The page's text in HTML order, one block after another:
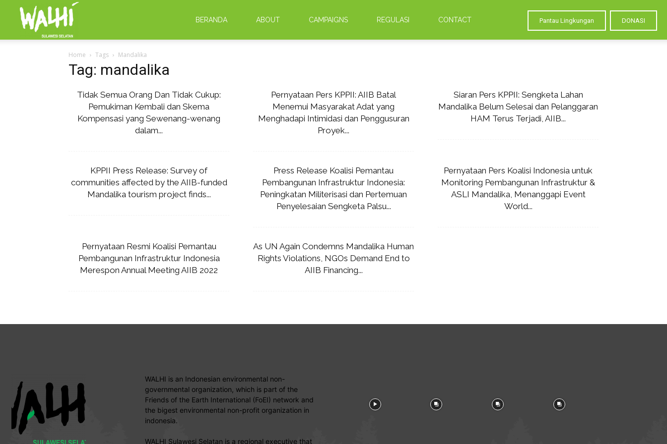
Pantau Lingkungan DONASI
Sulsel
BERANDA ABOUT CAMPAIGNS REGULASI CONTACT
Home Tags Mandalika
Tag: mandalika
Tidak Semua Orang Dan Tidak Cukup:
Pemukiman Kembali dan Skema
Kompensasi yang Sewenang-wenang
dalam...
Pernyataan Pers KPPII: AIIB Batal
Menemui Masyarakat Adat yang
Menghadapi Intimidasi dan Penggusuran
Proyek...
Siaran Pers KPPII: Sengketa Lahan
Mandalika Belum Selesai dan Pelanggaran
HAM Terus Terjadi, AIIB...
KPPII Press Release: Survey of
communities affected by the AIIB-funded
Mandalika tourism project finds...
Press Release Koalisi Pemantau
Pembangunan Infrastruktur Indonesia:
Peningkatan Militerisasi dan Pertemuan
Penyelesaian Sengketa Palsu...
Pernyataan Pers Koalisi Indonesia untuk
Monitoring Pembangunan Infrastruktur &
ASLI Mandalika, Menanggapi Event
World...
Pernyataan Resmi Koalisi Pemantau
Pembangunan Infrastruktur Indonesia
Merespon Annual Meeting AIIB 2022
As UN Again Condemns Mandalika Human
Rights Violations, NGOs Demand End to
AIIB Financing...
WALHI is an Indonesian environmental non-
governmental organization, which is part of the
Friends of the Earth International (FoEI) network and
the bigest environmental non-profit organization in
indonesia.
WALHI Sulawesi Selatan is a regional executive that